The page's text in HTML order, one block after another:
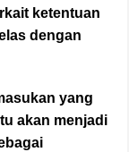
ketentuan
dengan
yang
akan menjadi